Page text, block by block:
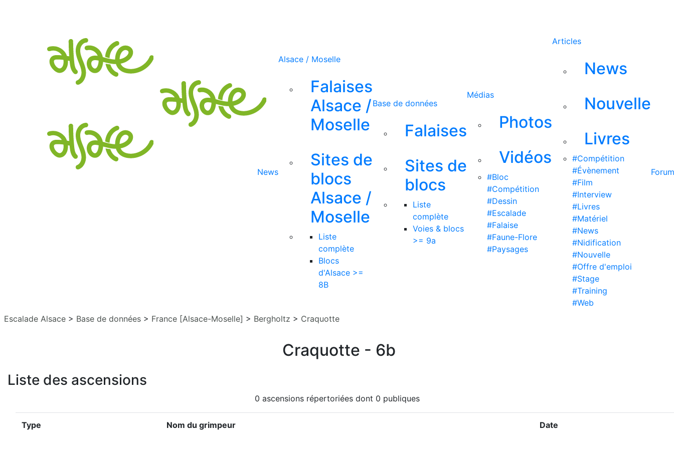
News
Alsace / Moselle
Falaises
Alsace /
Moselle
Sites de
blocs
Alsace /
Moselle
Liste
complète
Blocs
d'Alsace >=
8B
Base de données
Falaises
Sites de
blocs
Liste
complète
Voies & blocs
>= 9a
Médias
Photos
Vidéos
#Bloc
#Compétition
#Dessin
#Escalade
#Falaise
#Faune-Flore
#Paysages
Articles
News
Nouvelle
Livres
#Compétition
#Évènement
#Film
#Interview
#Livres
#Matériel
#News
#Nidification
#Nouvelle
#Offre d'emploi
#Stage
#Training
#Web
Forum
Escalade Alsace > Base de données > France [Alsace-Moselle] > Bergholtz > Craquotte
Craquotte - 6b
Liste des ascensions
0 ascensions répertoriées dont 0 publiques
Type Nom du grimpeur Date